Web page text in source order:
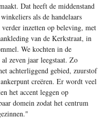
Dat heeft de middenstand
als de handelaars
inzetten op beleving, met
van de Kerkstraat, in
We kochten in de
zeven jaar leegstaat. Zo
achterliggend gebied, zuurstof
creëren. Er wordt veel
het accent leggen op
domein zodat het centrum